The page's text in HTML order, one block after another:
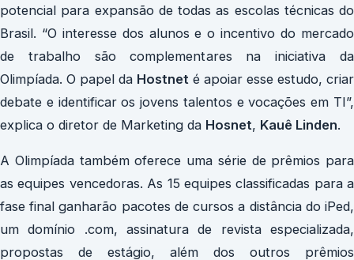
potencial para expansão de todas as escolas técnicas do
Brasil. “O interesse dos alunos e o incentivo do mercado
de trabalho são complementares na iniciativa da
Olimpíada. O papel da Hostnet é apoiar esse estudo, criar
debate e identificar os jovens talentos e vocações em TI”,
explica o diretor de Marketing da Hosnet, Kauê Linden.
A Olimpíada também oferece uma série de prêmios para
as equipes vencedoras. As 15 equipes classificadas para a
fase final ganharão pacotes de cursos a distância do iPed,
um domínio .com, assinatura de revista especializada,
propostas de estágio, além dos outros prêmios